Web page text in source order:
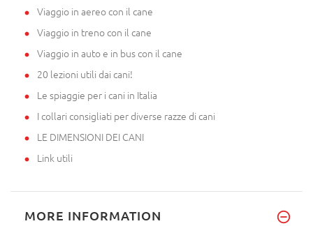
Viaggio in aereo con il cane
Viaggio in treno con il cane
Viaggio in auto e in bus con il cane
20 lezioni utili dai cani!
Le spiaggie per i cani in Italia
I collari consigliati per diverse razze di cani
LE DIMENSIONI DEI CANI
Link utili
MORE INFORMATION